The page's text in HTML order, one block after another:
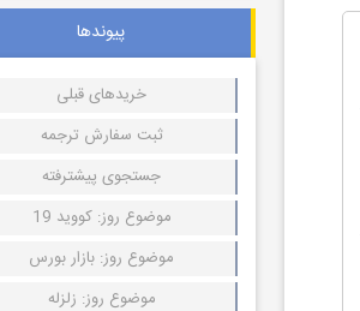
پیوندها
خریدهای قبلی
ثبت سفارش ترجمه
جستجوی پیشترفته
موضوع روز: کووید 19
موضوع روز: بازار بورس
موضوع روز: زلزله